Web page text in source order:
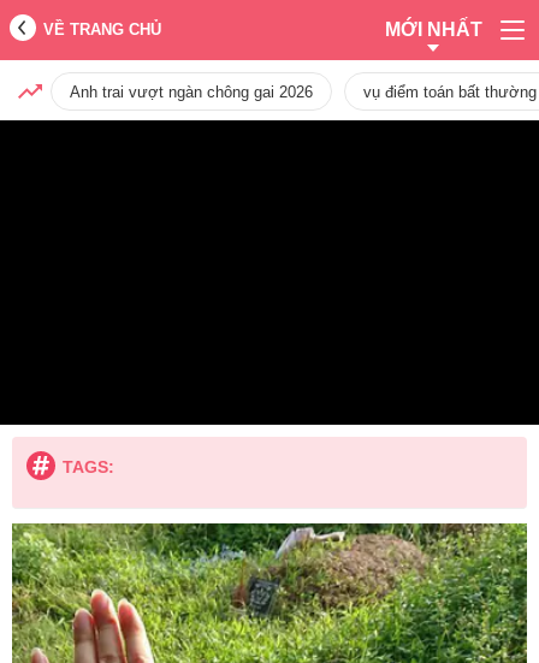
VỀ TRANG CHỦ MỚI NHẤT
Anh trai vượt ngàn chông gai 2026 vụ điểm toán bất
TAGS: